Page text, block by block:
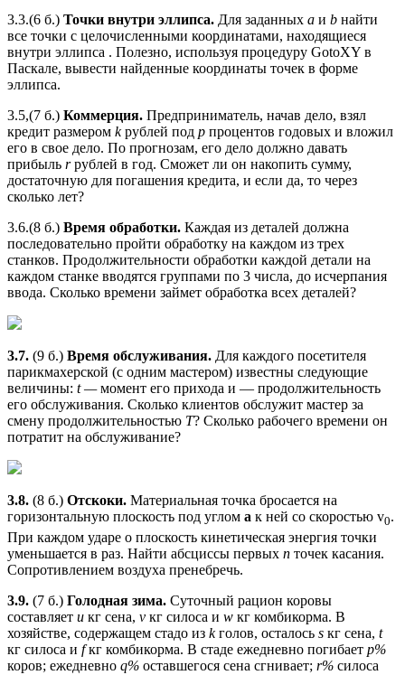
3.3.(6 б.) Точки внутри эллипса. Для заданных a и b найти
все точки с целочисленными координатами, находящиеся
внутри эллипса . Полезно, используя процедуру GotoXY в
Паскале, вывести найденные координаты точек в форме
эллипса.
3.5,(7 б.) Коммерция. Предприниматель, начав дело, взял
кредит размером kрублей под р процентов годовых и вложил
его в свое дело. По прогнозам, его дело должно давать
прибыль rрублей в год. Сможет ли он накопить сумму,
достаточную для погашения кредита, и если да, то через
сколько лет?
3.6.(8 б.) Время обработки. Каждая из деталей должна
последовательно пройти обработку на каждом из трех
станков. Продолжительности обработки каждой детали на
каждом станке вводятся группами по 3 числа, до исчерпания
ввода. Сколько времени займет обработка всех деталей?
3.7. (9 б.) Время обслуживания. Для каждого посетителя
парикмахерской (с одним мастером) известны следующие
величины: t —момент его прихода и — продолжительность
его обслуживания. Сколько клиентов обслужит мастер за
смену продолжительностью T? Сколько рабочего времени он
потратит на обслуживание?
3.8. (8 б.) Отскоки. Материальная точка бросается на
горизонтальную плоскость под углом а к ней со скоростью v0.
При каждом ударе о плоскость кинетическая энергия точки
уменьшается в раз. Найти абсциссы первых п точек касания.
Сопротивлением воздуха пренебречь.
3.9. (7 б.) Голодная зима. Суточный рацион коровы
составляет u кг сена, v кг силоса и w кг комбикорма. В
хозяйстве, содержащем стадо из kголов, осталось s кг сена, t
кг силоса и fкг комбикорма. В стаде ежедневно погибает р%
коров; ежедневно q% оставшегося сена сгнивает; r% силоса